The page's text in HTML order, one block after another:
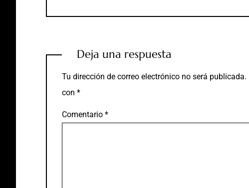
Deja una respuesta
Tu dirección de correo electrónico no será publicada.
con *
Comentario *